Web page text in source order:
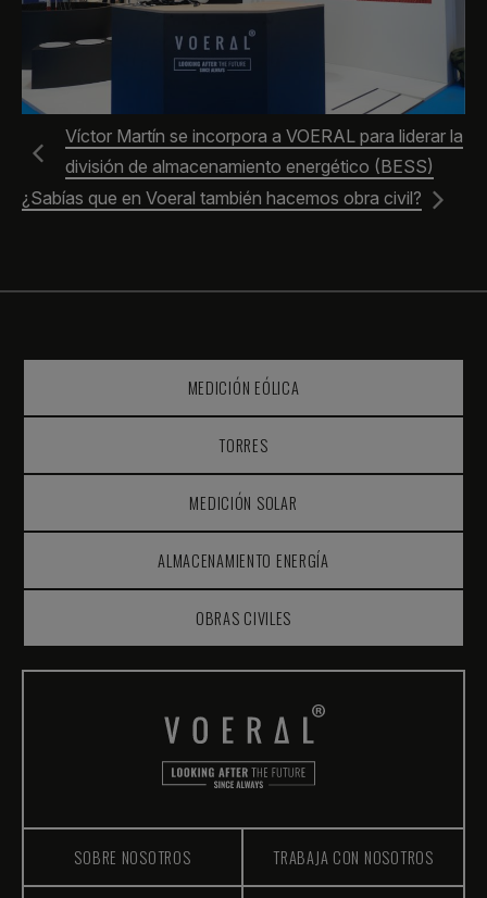
Víctor Martín se incorpora a VOERAL para liderar la
división de almacenamiento energético (BESS)
¿Sabías que en Voeral también hacemos obra civil?
MEDICIÓN EÓLICA
TORRES
MEDICIÓN SOLAR
ALMACENAMIENTO ENERGÍA
OBRAS CIVILES
SOBRE NOSOTROS TRABAJA CON NOSOTROS